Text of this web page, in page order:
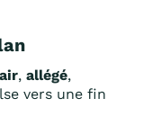
, allégé,
vers une fin